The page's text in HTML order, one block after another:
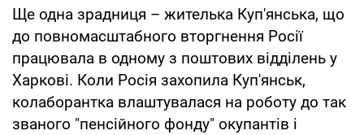
Ще одна зрадниця – жителька Куп'янська, що
до повномасштабного вторгнення Росії
працювала в одному з поштових відділень у
Харкові. Коли Росія захопила Куп'янськ,
колаборантка влаштувалася на роботу до так
званого "пенсійного фонду" окупантів і